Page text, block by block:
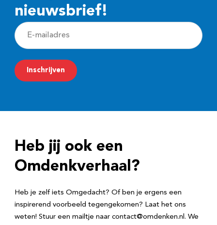
nieuwsbrief!
E
-
m
a
r
e
Inschrijven
Heb jij ook een
Omdenkverhaal?
Heb je zelf iets Omgedacht? Of ben je ergens een
inspirerend voorbeeld tegengekomen? Laat het ons
weten! Stuur een mailtje naar contact@omdenken.nl. We